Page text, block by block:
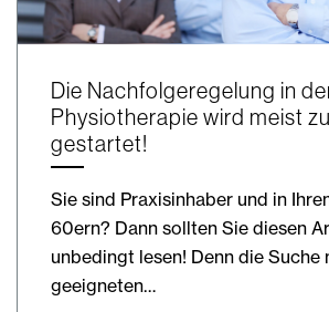
Die Nachfolgeregelung in
Physiotherapie wird meist
gestartet!
Sie sind Praxisinhaber und in
60ern? Dann sollten Sie diesen
unbedingt lesen! Denn die Suche
geeigneten…